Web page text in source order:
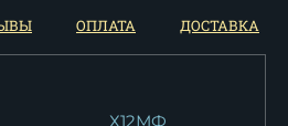
ОПЛАТА ДОСТАВКА
Х12МФ